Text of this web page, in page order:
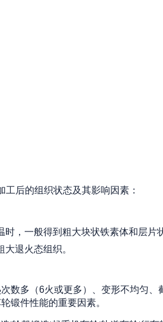
后的组织状态及其影响因素：
，一般得到粗大块状铁素体和层片
退火态组织。
数多（6火或更多）、变形不均匀、
锻件性能的重要因素。